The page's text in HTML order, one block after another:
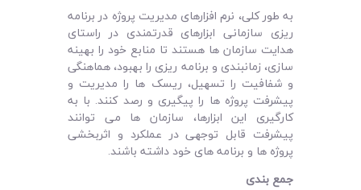
به طور کلی، نرم ‌افزارهای مدیریت پروژه در برنامه
‌ریزی سازمانی ابزارهای قدرتمندی در راستای
هدایت سازمان ها هستند تا منابع خود را بهینه
‌سازی، زمانبندی و برنامه ‌ریزی را بهبود، هماهنگی
و شفافیت را تسهیل، ریسک ‌ها را مدیریت و
پیشرفت پروژه‌ ها را پیگیری و رصد کنند. با به
کارگیری این ابزارها، سازمان ‌ها می ‌توانند
پیشرفت قابل توجهی در عملکرد و اثربخشی
پروژه‌ ها و برنامه‌ های خود داشته باشند.
جمع بندی